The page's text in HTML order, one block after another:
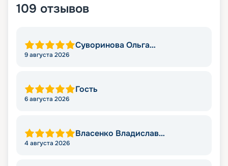
109 отзывов
Суворинова Ольга
9 августа 2026
Гость
6 августа 2026
Власенко Владислав
4 августа 2026